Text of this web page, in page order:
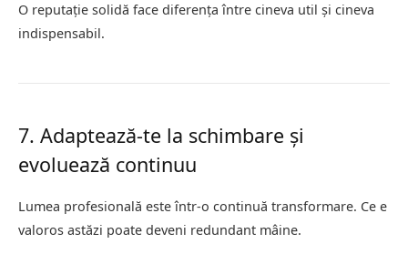
O reputație solidă face diferența între cineva util și cineva
indispensabil.
7. Adaptează-te la schimbare și
evoluează continuu
Lumea profesională este într-o continuă transformare. Ce e
valoros astăzi poate deveni redundant mâine.